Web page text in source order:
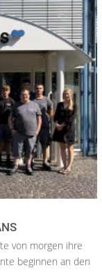
von morgen ihre
beginnen an den